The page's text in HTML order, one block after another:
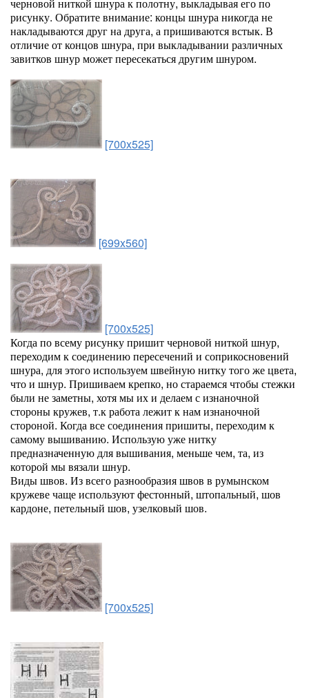
рисунку. Обратите внимание: концы шнура никогда не
накладываются друг на друга, а пришиваются встык. В
отличие от концов шнура, при выкладывании различных
завитков шнур может пересекаться другим шнуром.
[700x525]
[699x560]
[700x525]
Когда по всему рисунку пришит черновой ниткой шнур,
переходим к соединению пересечений и соприкосновений
шнура, для этого используем швейную нитку того же цвета,
что и шнур. Пришиваем крепко, но стараемся чтобы стежки
были не заметны, хотя мы их и делаем с изнаночной
стороны кружев, т.к работа лежит к нам изнаночной
стороной. Когда все соединения пришиты, переходим к
самому вышиванию. Использую уже нитку
предназначенную для вышивания, меньше чем, та, из
которой мы вязали шнур.
Виды швов. Из всего разнообразия швов в румынском
кружеве чаще используют фестонный, штопальный, шов
кардоне, петельный шов, узелковый шов.
[700x525]